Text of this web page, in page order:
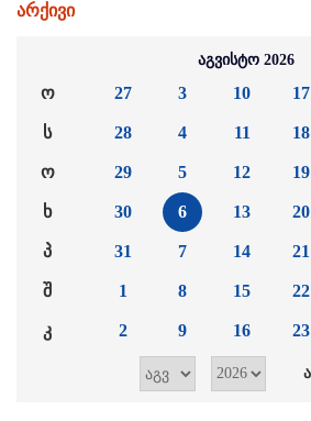
არქივი
აგვისტო 2026
ო
ს
ო
ხ
პ
შ
კ
27
28
29
30
31
1
2
3
4
5
6
7
8
9
10
11
12
13
14
15
16
17
18
19
20
21
22
23